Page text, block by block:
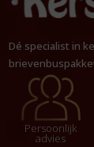
Dé specialist in
Persoonlijk
advies